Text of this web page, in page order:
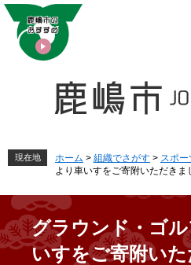
ペ
メ
現在地 ホーム > 組織でさがす > スポ
より車いすをご寄附いただきま
グラウンド・ゴ
いすをご寄附い